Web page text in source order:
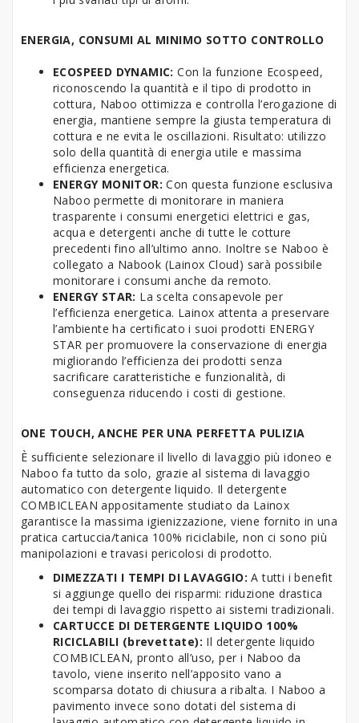
ENERGIA, CONSUMI AL MINIMO SOTTO CONTROLLO
ECOSPEED DYNAMIC:Con la funzione Ecospeed,
riconoscendo la quantità e il tipo di prodotto in
cottura, Naboo ottimizza e controlla l’erogazione di
energia, mantiene sempre la giusta temperatura di
cottura e ne evita le oscillazioni. Risultato: utilizzo
solo della quantità di energia utile e massima
efficienza energetica.
ENERGY MONITOR:Con questa funzione esclusiva
Naboo permette di monitorare in maniera
trasparente i consumi energetici elettrici e gas,
acqua e detergenti anche di tutte le cotture
precedenti fino all’ultimo anno. Inoltre se Naboo è
collegato a Nabook (Lainox Cloud) sarà possibile
monitorare i consumi anche da remoto.
ENERGY STAR: La scelta consapevole per
l’efficienza energetica. Lainox attenta a preservare
l’ambiente ha certificato i suoi prodotti ENERGY
STAR per promuovere la conservazione di energia
migliorando l’efficienza dei prodotti senza
sacrificare caratteristiche e funzionalità, di
conseguenza riducendo i costi di gestione.
ONE TOUCH, ANCHE PER UNA PERFETTA PULIZIA
È sufficiente selezionare il livello di lavaggio più idoneo e
Naboo fa tutto da solo, grazie al sistema di lavaggio
automatico con detergente liquido. Il detergente
COMBICLEAN appositamente studiato da Lainox
garantisce la massima igienizzazione, viene fornito in una
pratica cartuccia/tanica 100% riciclabile, non ci sono più
manipolazioni e travasi pericolosi di prodotto.
DIMEZZATI I TEMPI DI LAVAGGIO:A tutti i benefit
si aggiunge quello dei risparmi: riduzione drastica
dei tempi di lavaggio rispetto ai sistemi tradizionali.
CARTUCCE DI DETERGENTE LIQUIDO 100%
RICICLABILI (brevettate): Il detergente liquido
COMBICLEAN, pronto all’uso, per i Naboo da
tavolo, viene inserito nell’apposito vano a
scomparsa dotato di chiusura a ribalta. I Naboo a
pavimento invece sono dotati del sistema di